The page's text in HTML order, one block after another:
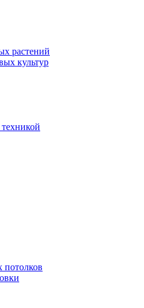
растений
культур